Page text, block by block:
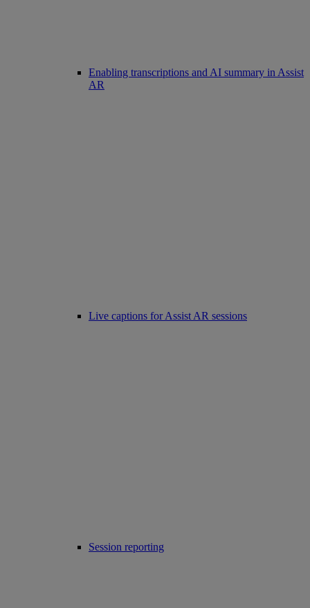
Enabling transcriptions and AI summary in Assist
AR
Live captions for Assist AR sessions
Session reporting